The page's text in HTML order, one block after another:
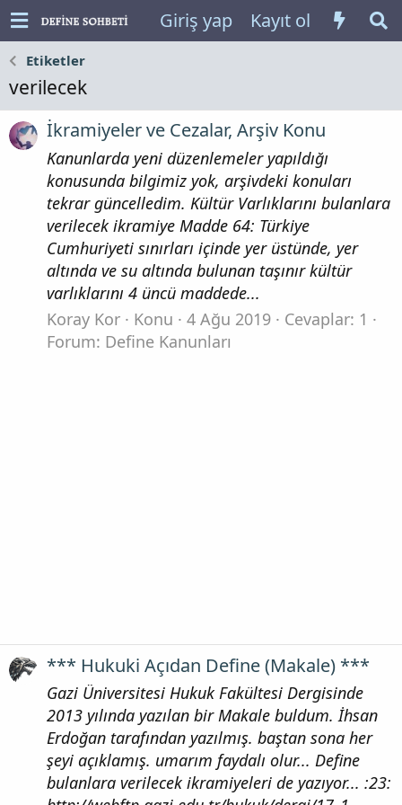
Giriş yap Kayıt ol
Etiketler
verilecek
İkramiyeler ve Cezalar, Arşiv Konu
Kanunlarda yeni düzenlemeler yapıldığı
konusunda bilgimiz yok, arşivdeki konuları
tekrar güncelledim. Kültür Varlıklarını bulanlara
verilecek ikramiye Madde 64: Türkiye
Cumhuriyeti sınırları içinde yer üstünde, yer
altında ve su altında bulunan taşınır kültür
varlıklarını 4 üncü maddede...
Koray Kor
Konu 4 Ağu 2019
Cevaplar: 1
Forum: Define Kanunları
*** Hukuki Açıdan Define (Makale) ***
Gazi Üniversitesi Hukuk Fakültesi Dergisinde
2013 yılında yazılan bir Makale buldum. İhsan
Erdoğan tarafından yazılmış. baştan sona her
şeyi açıklamış. umarım faydalı olur... Define
bulanlara verilecek ikramiyeleri de yazıyor... :23: